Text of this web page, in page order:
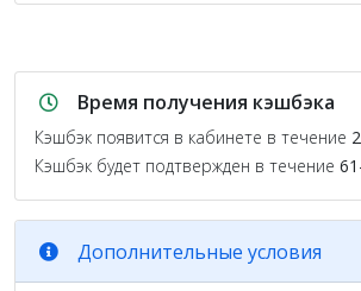
Время получения кэшбэка
Кэшбэк появится в кабинете в течение
Кэшбэк будет подтвержден в течение
Дополнительные условия